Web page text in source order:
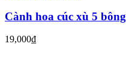
Cành hoa cúc xù 5 bông
19,000₫